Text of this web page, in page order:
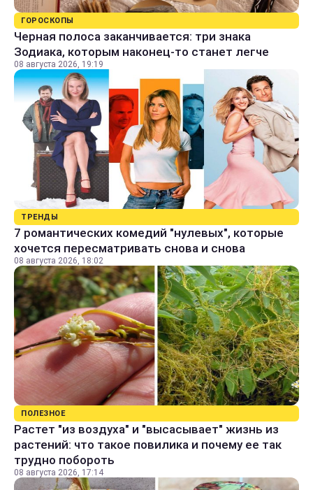
ГОРОСКОПЫ
Черная полоса заканчивается: три знака
Зодиака, которым наконец-то станет легче
08 августа 2026, 19:19
ТРЕНДЫ
7 романтических комедий "нулевых", которые
хочется пересматривать снова и снова
08 августа 2026, 18:02
ПОЛЕЗНОЕ
Растет "из воздуха" и "высасывает" жизнь из
растений: что такое повилика и почему ее так
трудно побороть
08 августа 2026, 17:14